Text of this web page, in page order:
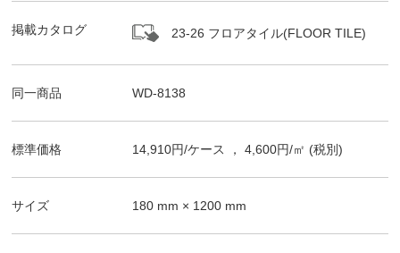
掲載カタログ 23-26 フロアタイル(FLOOR TILE)
同一商品 WD-8138
標準価格 14,910円/ケース ，4,600円/㎡ (税別)
サイズ 180 mm × 1200 mm